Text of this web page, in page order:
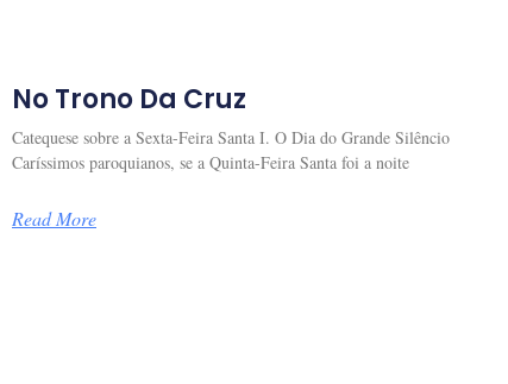
No Trono Da Cruz
Catequese sobre a Sexta-Feira Santa I. O Dia do Grande Silêncio
Caríssimos paroquianos, se a Quinta-Feira Santa foi a noite
Read More